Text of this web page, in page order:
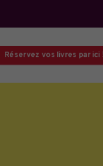
Réservez vos livres par ici